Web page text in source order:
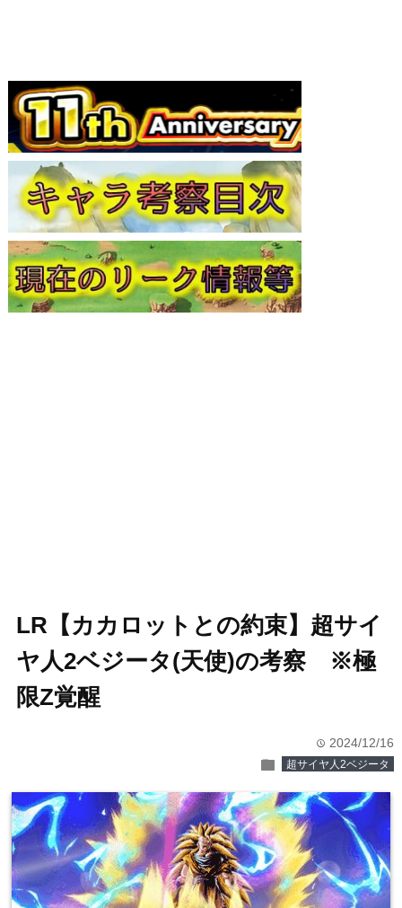
LR【カカロットとの約束】超サイ
ヤ人2ベジータ(天使)の考察 ※極
限Z覚醒
time 2024/12/16
folder 超サイヤ人2ベジータ